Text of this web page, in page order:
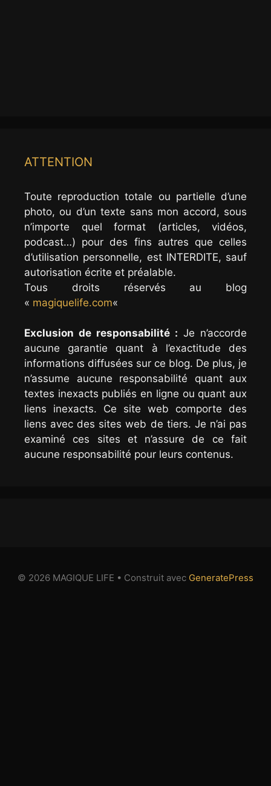
ATTENTION
Toute reproduction totale ou partielle d’une
photo, ou d’un texte sans mon accord, sous
n’importe quel format (articles, vidéos,
podcast…) pour des fins autres que celles
d’utilisation personnelle, est INTERDITE, sauf
autorisation écrite et préalable.
Tous droits réservés au blog
« magiquelife.com«
Exclusion de responsabilité : Je n’accorde
aucune garantie quant à l’exactitude des
informations diffusées sur ce blog. De plus, je
n’assume aucune responsabilité quant aux
textes inexacts publiés en ligne ou quant aux
liens inexacts. Ce site web comporte des
liens avec des sites web de tiers. Je n’ai pas
examiné ces sites et n’assure de ce fait
aucune responsabilité pour leurs contenus.
© 2026 MAGIQUE LIFE • Construit avec GeneratePress